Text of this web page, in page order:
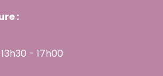
:
- 17h00